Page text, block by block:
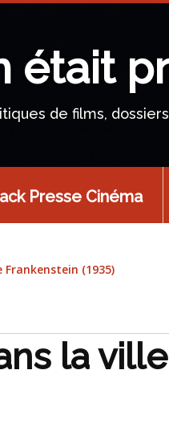
était
de films,
Presse Cinéma
Frankenstein (1935)
la ville